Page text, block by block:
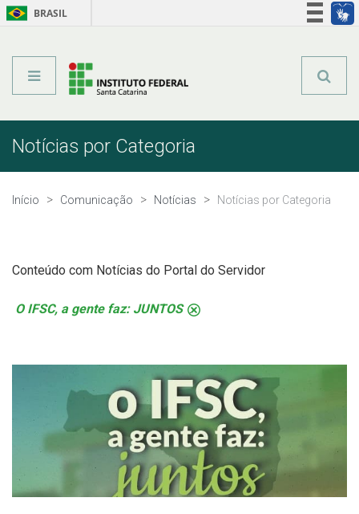
BRASIL
Notícias por Categoria
Início Comunicação Notícias Notícias por Categoria
Conteúdo com Notícias do Portal do Servidor
O IFSC, a gente faz: JUNTOS .